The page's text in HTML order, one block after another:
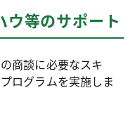
ウ等のサポート
商談に必要なスキ
ログラムを実施しま